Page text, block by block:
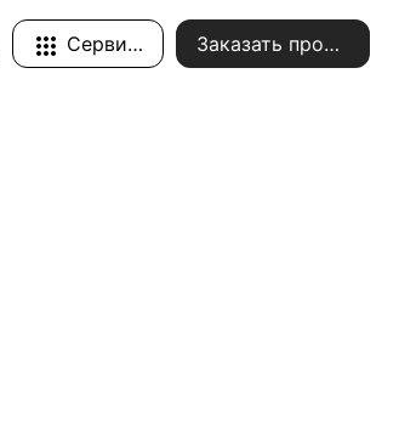
Сервисы Заказать проект